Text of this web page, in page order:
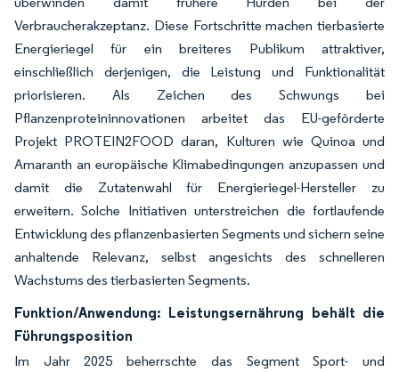
Verbraucherakzeptanz. Diese Fortschritte machen tierbasierte
Energieriegel für ein breiteres Publikum attraktiver,
einschließlich derjenigen, die Leistung und Funktionalität
priorisieren. Als Zeichen des Schwungs bei
Pflanzenproteininnovationen arbeitet das EU-geförderte
Projekt PROTEIN2FOOD daran, Kulturen wie Quinoa und
Amaranth an europäische Klimabedingungen anzupassen und
damit die Zutatenwahl für Energieriegel-Hersteller zu
erweitern. Solche Initiativen unterstreichen die fortlaufende
Entwicklung des pflanzenbasierten Segments und sichern seine
anhaltende Relevanz, selbst angesichts des schnelleren
Wachstums des tierbasierten Segments.
Funktion/Anwendung: Leistungsernährung behält die
Führungsposition
Im Jahr 2025 beherrschte das Segment Sport- und